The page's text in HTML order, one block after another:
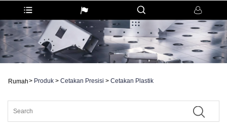
Rumah> Produk > Cetakan Presisi > Cetakan Plastik